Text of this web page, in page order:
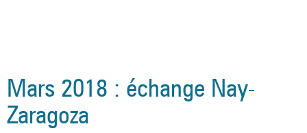
Mars 2018 : échange Nay-
Zaragoza